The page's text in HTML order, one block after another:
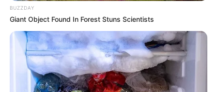
Напишите нам (+99450) 247 90 86
СВЯЗАННЫЕ ТЕМЫ
BUZZDAY
Giant Object Found In Forest Stuns Scientists